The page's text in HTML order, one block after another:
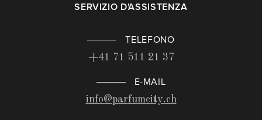
SERVIZIO D'ASSISTENZA
TELEFONO
+41 71 511 21 37
E-MAIL
info@parfumcity.ch